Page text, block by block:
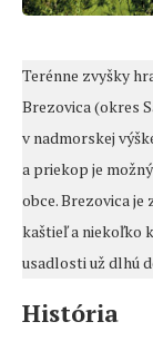
Terénne zvyšky
Brezovica (okres
v nadmorskej
a priekop je
obce. Brezovica
kaštieľ a niekoľko
usadlosti už dlhú
História